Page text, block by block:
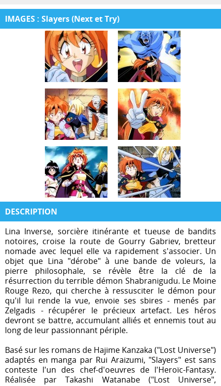
IMAGES : Slayers (Next et Try)
DESCRIPTION
Lina Inverse, sorcière itinérante et tueuse de bandits
notoires, croise la route de Gourry Gabriev, bretteur
nomade avec lequel elle va rapidement s'associer. Un
objet que Lina "dérobe" à une bande de voleurs, la
pierre philosophale, se révèle être la clé de la
résurrection du terrible démon Shabranigudu. Le Moine
Rouge Rezo, qui cherche à ressusciter le démon pour
qu'il lui rende la vue, envoie ses sbires - menés par
Zelgadis - récupérer le précieux artefact. Les héros
devront se battre, accumulant alliés et ennemis tout au
long de leur passionnant périple.
Basé sur les romans de Hajime Kanzaka ("Lost Universe")
adaptés en manga par Rui Araizumi, "Slayers" est sans
conteste l'un des chef-d'oeuvres de l'Heroïc-Fantasy.
Réalisée par Takashi Watanabe ("Lost Universe",